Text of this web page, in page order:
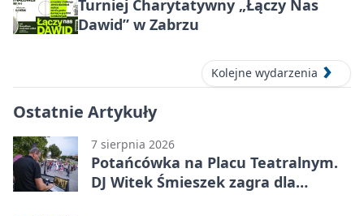
Turniej Charytatywny „Łączy Nas
Dawid” w Zabrzu
Kolejne wydarzenia
Ostatnie Artykuły
7 sierpnia 2026
Potańcówka na Placu Teatralnym.
DJ Witek Śmieszek zagra dla